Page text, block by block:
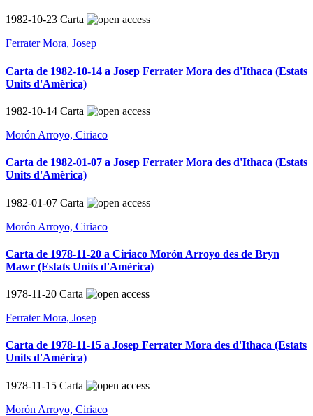
1982-10-23 Carta
Ferrater Mora, Josep
Carta de 1982-10-14 a Josep Ferrater Mora des d'Ithaca (Estats
Units d'Amèrica)
1982-10-14 Carta
Morón Arroyo, Ciriaco
Carta de 1982-01-07 a Josep Ferrater Mora des d'Ithaca (Estats
Units d'Amèrica)
1982-01-07 Carta
Morón Arroyo, Ciriaco
Carta de 1978-11-20 a Ciriaco Morón Arroyo des de Bryn
Mawr (Estats Units d'Amèrica)
1978-11-20 Carta
Ferrater Mora, Josep
Carta de 1978-11-15 a Josep Ferrater Mora des d'Ithaca (Estats
Units d'Amèrica)
1978-11-15 Carta
Morón Arroyo, Ciriaco